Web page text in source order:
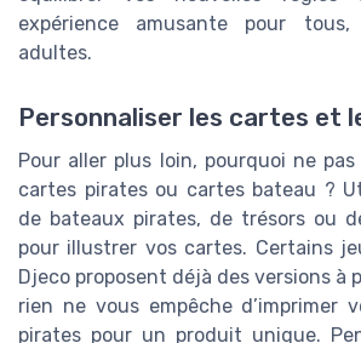
expérience amusante pour
adultes.
Personnaliser les cartes et
Pour aller plus loin, pourquoi ne
cartes pirates ou cartes bateau ?
de bateaux pirates, de trésors ou
pour illustrer vos cartes. Certains
Djeco proposent déjà des versions à
rien ne vous empêche d’imprimer
pirates pour un produit unique.